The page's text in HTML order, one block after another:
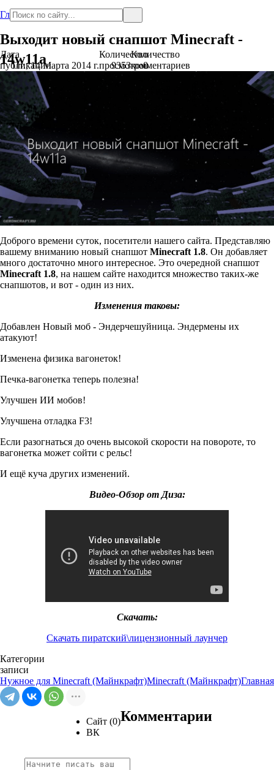
Главная
Выходит новый снапшот Minecraft -
14w11a
Дата
публикации
Пт., 14 Марта 2014 г.
Количество
просмотров
9353
Количество
комментариев
0
Доброго времени суток, посетители нашего сайта. Представляю
вашему вниманию новый снапшот Minecraft 1.8. Он добавляет
много достаточно много интересное. Это очередной снапшот
Minecraft 1.8, на нашем сайте находится множество таких-же
снапшотов, и вот - один из них.
Изменения таковы:
Добавлен Новый моб - Эндерчешуйница. Эндермены их
атакуют!
Изменена физика вагонеток!
Печка-вагонетка теперь полезна!
Улучшен ИИ мобов!
Улучшена отладка F3!
Если разогнаться до очень высокой скорости на повороте, то
вагонетка может сойти с рельс!
И ещё куча других изменений.
Видео-Обзор от Диза:
Скачать:
Скачать пиратский\лицензионный лаунчер
Категории
записи
Нужное для Minecraft (Майнкрафт)Minecraft (Майнкрафт)Главная
Сайт (0)
ВК
Комментарии